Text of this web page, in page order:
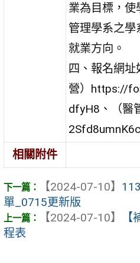
業為目標，使
管理學系之
就業方向。
四、報名網
營）https://
dfyH8、（醫
相關附件
【2024-07-10】
單_0715更新版
【2024-07-10】
程表